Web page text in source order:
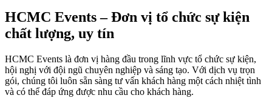
HCMC Events – Đơn vị tổ chức sự kiện
chất lượng, uy tín
HCMC Events là đơn vị hàng đầu trong lĩnh vực tổ chức sự kiện,
hội nghị với đội ngũ chuyên nghiệp và sáng tạo. Với dịch vụ trọn
gói, chúng tôi luôn sẵn sàng tư vấn khách hàng một cách nhiệt tình
và có thể đáp ứng được nhu cầu cho khách hàng.